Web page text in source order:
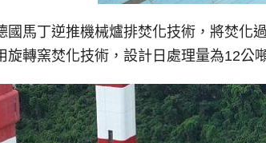
國馬丁逆推機械爐排焚化技術，將焚化
旋轉窯焚化技術，設計日處理量為12公